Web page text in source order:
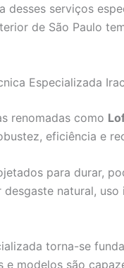
serviços
de São Paulo
Especializada
renomadas como
eficiência e
para durar,
natural,
torna-se
e modelos são